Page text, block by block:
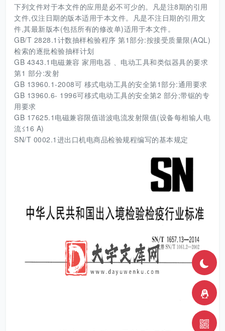
下列文件对于本文件的应用是必不可少的。凡是注8期的引用
文件,仅注日期的版本适用于本文件。凡是不注日期的引用文
件,其最新版本(包括所有的修改单)适用于本文件。
GB/T 2828.1计数抽样检验程序 第1部分:按接受质量限(AQL)
检索的逐批检验抽样计划
GB 4343.1电磁兼容 家用电器 、电动工具和类似器具的要求
第1 部分:发射
GB 13960.1-2008可 移式电动工具的安全第1部分:通用要求
GB 13960.6- 1996可移式电动工具的安全第2 部分;带锯的专
用要求
GB 17625.1电磁兼容限值谐波电流发射限值(设备每相输人电
流≤16 A)
SN/T 0002.1进出口机电商品检验规程编写的基本规定